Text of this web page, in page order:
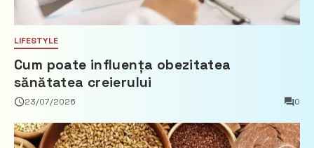
LIFESTYLE
Cum poate influența obezitatea
sănătatea creierului
23/07/2026 0